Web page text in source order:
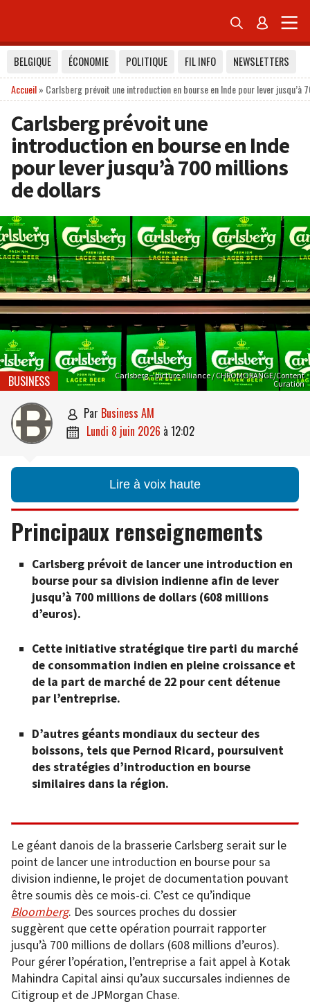
 
BELGIQUE ÉCONOMIE POLITIQUE FIL INFO
NEWSLETTERS
Accueil» Carlsberg prévoit une introduction en bourse en Inde pour lever jusqu’à
Carlsberg prévoit une
introduction en bourse en Inde
pour lever jusqu’à 700 millions
de dollars
Carlsberg – picture alliance / CHROMORANGE/Content
Curation
BUSINESS
 par Business AM
 lundi 8 juin 2026 à 12:02
Lire à voix haute
Principaux renseignements
Carlsberg prévoit de lancer une introduction en
bourse pour sa division indienne afin de lever
jusqu’à 700 millions de dollars (608 millions
d’euros).
Cette initiative stratégique tire parti du marché
de consommation indien en pleine croissance et
de la part de marché de 22 pour cent détenue
par l’entreprise.
D’autres géants mondiaux du secteur des
boissons, tels que Pernod Ricard, poursuivent
des stratégies d’introduction en bourse
similaires dans la région.
Le géant danois de la brasserie Carlsberg serait sur le
point de lancer une introduction en bourse pour sa
division indienne, le projet de documentation pouvant
être soumis dès ce mois-ci. C’est ce qu’indique
Bloomberg. Des sources proches du dossier
suggèrent que cette opération pourrait rapporter
jusqu’à 700 millions de dollars (608 millions d’euros).
Pour gérer l’opération, l’entreprise a fait appel à Kotak
Mahindra Capital ainsi qu’aux succursales indiennes de
Citigroup et de JPMorgan Chase.